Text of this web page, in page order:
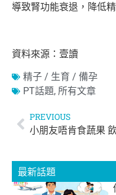
導致腎功能衰退，降低
資料來源：壹讀
精子 / 生育 / 備孕
PT話題, 所有文章
PREVIOUS
最新話題